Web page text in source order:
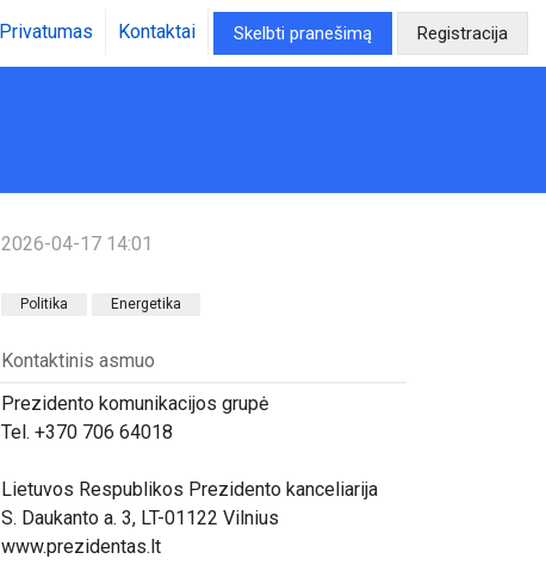
Privatumas Kontaktai Skelbti pranešimą Registracija
2026-04-17 14:01
Politika Energetika
Kontaktinis asmuo
Prezidento komunikacijos grupė
Tel. +370 706 64018
Lietuvos Respublikos Prezidento kanceliarija
S. Daukanto a. 3, LT-01122 Vilnius
www.prezidentas.lt